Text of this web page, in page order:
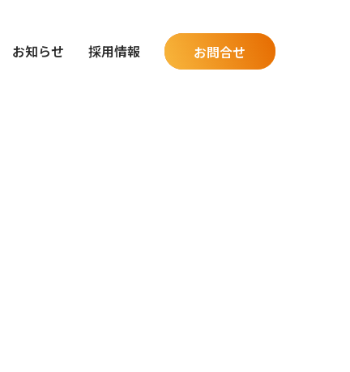
お知らせ 採用情報 お問合せ